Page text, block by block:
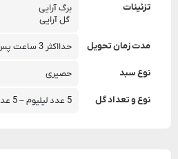
تزئینات
برگ آرایی
گل آرایی
مدت زمان تحویل حدااکثر 3 ساعت پس از سفارش
نوع سبد حصیری
نوع و تعداد گل 5 عدد لیلیوم – 5 عدد گل مینا – 5 عدد آلسترمریا